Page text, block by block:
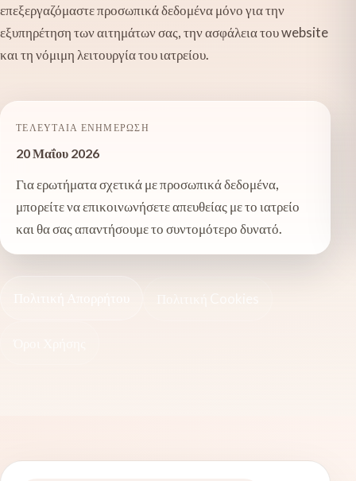
επεξεργαζόμαστε προσωπικά δεδομένα μόνο για την
εξυπηρέτηση των αιτημάτων σας, την ασφάλεια του website
και τη νόμιμη λειτουργία του ιατρείου.
ΤΕΛΕΥΤΑΊΑ ΕΝΗΜΈΡΩΣΗ
20 Μαΐου 2026
Για ερωτήματα σχετικά με προσωπικά δεδομένα,
μπορείτε να επικοινωνήσετε απευθείας με το ιατρείο
και θα σας απαντήσουμε το συντομότερο δυνατό.